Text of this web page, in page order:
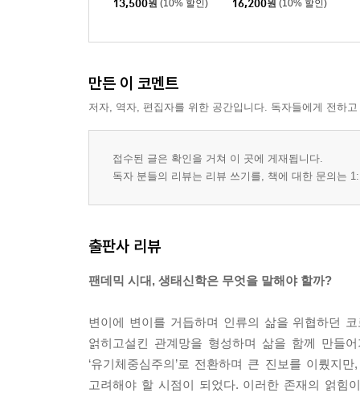
13,500원 (10% 할인) 16,200원 (10% 할인)
만든 이 코멘트
저자, 역자, 편집자를 위한 공간입니다. 독자들에게 전하
접수된 글은 확인을 거쳐 이 곳에 게재됩니다.
독자 분들의 리뷰는 리뷰 쓰기를, 책에 대한 문의는
출판사 리뷰
팬데믹 시대, 생태신학은 무엇을 말해야 할까?
변이에 변이를 거듭하며 인류의 삶을 위협하던
얽히고설킨 관계망을 형성하며 삶을 함께 만들
‘유기체중심주의’로 전환하며 큰 진보를 이뤘지
고려해야 할 시점이 되었다. 이러한 존재의 얽힘